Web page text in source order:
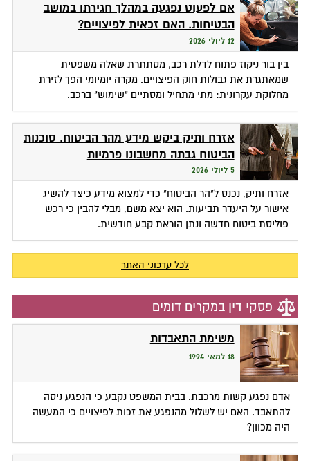
אם לפעוט נפגעה במהלך חגירתו במושב
הבטיחות. האם זכאית לפיצויים?
12 ליולי 2026
בין בור ניקוז פתוח לדלת רכב, מסתתרת שאלה משפטית
שמאתגרת את גבולות חוק הפיצויים. מקרה יומיומי הפך לזירת
מחלוקת עקרונית: מתי מתחיל ומסתיים "שימוש" ברכב.
אזרח ותיק ביקש מידע מהר הביטוח. סוכנות
הביטוח גבתה מחשבונו פרמיות
5 ליולי 2026
אזרח ותיק, נכנס ל"הר הביטוח" כדי למצוא מידע כיצד להשיג
אישור על היעדר תביעות. הוא יצא משם, מבלי להבין כי רכש
פוליסת ביטוח חדשה ונתן הוראת קבע חודשית.
לכל עדכוני האתר
פסקי דין במקרים דומים
משימת התאבדות
18 למאי 1994
אדם נפגע קשות מרכבת. בבית המשפט נקבע כי הנפגע ניסה
להתאבד. האם יש לשלול מהנפגע את זכות לפיצויים כי המעשה
היה מכוון?